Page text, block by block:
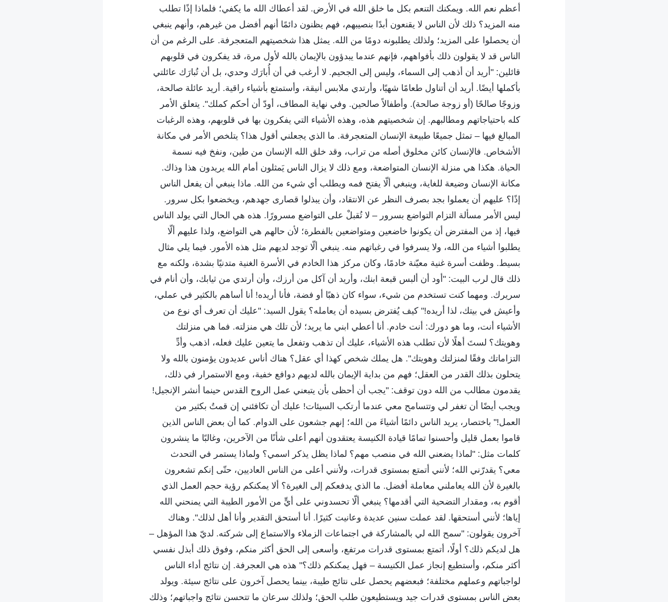
أعظم نعم الله. ويمكنك التنعم بكل ما خلق الله في الأرض. لقد أعطاك الله ما يكفي؛ فلماذا إذًا تطلب
منه المزيد؟ ذلك لأن الناس لا يقنعون أبدًا بنصيبهم، فهم يظنون دائمًا أنهم أفضل من غيرهم، وأنهم ينبغي
أن يحصلوا على المزيد؛ ولذلك يطلبونه دومًا من الله. يمثل هذا شخصيتهم المتعجرفة. على الرغم من أن
الناس قد لا يقولون ذلك بأفواههم، فإنهم عندما يبدؤون بالإيمان بالله لأول مرة، قد يفكرون في قلوبهم
قائلين: "أريد أن أذهب إلى السماء، وليس إلى الجحيم. لا أرغب في أن أُبارَك وحدي، بل أن تُبارَك عائلتي
بأكملها أيضًا. أريد أن أتناول طعامًا شهيًا، وأرتدي ملابس أنيقة، وأستمتع بأشياء راقية. أريد عائلة صالحة،
وزوجًا صالحًا (أو زوجة صالحة). وأطفالاً صالحين. وفي نهاية المطاف، أودّ أن أحكم كملك". يتعلق الأمر
كله باحتياجاتهم ومطالبهم. إن شخصيتهم هذه، وهذه الأشياء التي يفكرون بها في قلوبهم، وهذه الرغبات
المبالغ فيها – تمثل جميعًا طبيعة الإنسان المتعجرفة. ما الذي يجعلني أقول هذا؟ يتلخص الأمر في مكانة
الأشخاص. فالإنسان كائن مخلوق أصله من تراب، وقد خلق الله الإنسان من طين، ونفخ فيه نسمة
الحياة. هكذا هي منزلة الإنسان المتواضعة، ومع ذلك لا يزال الناس يَمثلون أمام الله يريدون هذا وذاك.
مكانة الإنسان وضيعة للغاية، وينبغي ألّا يفتح فمه ويطلب أي شيء من الله. ماذا ينبغي أن يفعل الناس
إذًا؟ عليهم أن يعملوا بجد بصرف النظر عن الانتقاد، وأن يبذلوا قصارى جهدهم، ويخضعوا بكل سرور.
ليس الأمر مسألة التزام التواضع بسرور – لا تُقبلْ على التواضع مسرورًا. هذه هي الحال التي يولد الناس
فيها، إذ من المفترض أن يكونوا خاضعين ومتواضعين بالفطرة؛ لأن حالهم هي التواضع، ولذا عليهم ألّا
يطلبوا أشياء من الله، ولا يسرفوا في رغباتهم منه. ينبغي ألّا توجد لديهم مثل هذه الأمور. فيما يلي مثال
بسيط. وظفت أسرة غنية معيّنة خادمًا، وكان مركز هذا الخادم في الأسرة الغنية متدنيًا بشدة، ولكنه مع
ذلك قال لرب البيت: "أود أن ألبس قبعة ابنك، وأريد أن آكل من أرزك، وأن أرتدي من ثيابك، وأن أنام في
سريرك. ومهما كنت تستخدم من شيء، سواء كان ذهبًا أو فضة، فأنا أريده! أنا أساهم بالكثير في عملي،
وأعيش في بيتك، لذا أريده!" كيف يُفترض بسيده أن يعامله؟ يقول السيد: "عليك أن تعرف أي نوع من
الأشياء أنت، وما هو دورك: أنت خادم. أنا أعطي ابني ما يريد؛ لأن تلك هي منزلته. فما هي منزلتك
وهويتك؟ لستَ أهلًا لأن تطلب هذه الأشياء، عليك أن تذهب وتفعل ما يتعين عليك فعله، اذهب وأدِّ
التزاماتك وفقًا لمنزلتك وهويتك". هل يملك شخص كهذا أي عقل؟ هناك أناس عديدون يؤمنون بالله ولا
يتحلون بذلك القدر من العقل؛ فهم من بداية الإيمان بالله لديهم دوافع خفية، ومع الاستمرار في ذلك،
يقدمون مطالب من الله دون توقف: "يجب أن أحظى بأن يتبعني عمل الروح القدس حينما أنشر الإنجيل!
ويجب أيضًا أن تغفر لي وتتسامح معي عندما أرتكب السيئات! عليك أن تكافئني إن قمتُ بكثير من
العمل!" باختصار، يريد الناس دائمًا أشياءَ من الله؛ إنهم جشعون على الدوام. كما أن بعض الناس الذين
قاموا بعمل قليل وأحسنوا تمامًا قيادة الكنيسة يعتقدون أنهم أعلى شأنًا من الآخرين، وغالبًا ما ينشرون
كلمات مثل: "لماذا يضعني الله في منصب مهم؟ لماذا يظل يذكر اسمي؟ ولماذا يستمر في التحدث
معي؟ يقدرّني الله؛ لأنني أتمتع بمستوى قدرات، ولأنني أعلى من الناس العاديين، حتّى إنكم تشعرون
بالغيرة لأن الله يعاملني معاملة أفضل. ما الذي يدفعكم إلى الغيرة؟ ألا يمكنكم رؤية حجم العمل الذي
أقوم به، ومقدار التضحية التي أقدمها؟ ينبغي ألّا تحسدوني على أيٍّ من الأمور الطيبة التي يمنحني الله
إياها؛ لأنني أستحقها. لقد عملت سنين عديدة وعانيت كثيرًا. أنا أستحق التقدير وأنا أهل لذلك". وهناك
آخرون يقولون: "سمح الله لي بالمشاركة في اجتماعات الزملاء والاستماع إلى شركته. لديّ هذا المؤهل –
هل لديكم ذلك؟ أولًا، أتمتع بمستوى قدرات مرتفع، وأسعى إلى الحق أكثر منكم، وفوق ذلك أبذل نفسي
أكثر منكم، وأستطيع إنجاز عمل الكنيسة – فهل يمكنكم ذلك؟" هذه هي العجرفة. إن نتائج أداء الناس
لواجباتهم وعملهم مختلفة؛ فبعضهم يحصل على نتائج طيبة، بينما يحصل آخرون على نتائج سيئة. ويولد
بعض الناس بمستوى قدرات جيد ويستطيعون طلب الحق؛ ولذلك سرعان ما تتحسن نتائج واجباتهم؛ وذلك